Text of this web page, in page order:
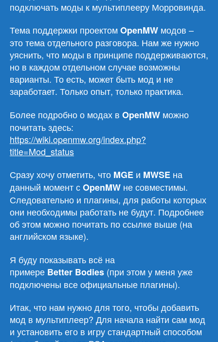
моды/
подключать моды к мультиплееру Морровинда.
Тема поддержки проектомOpenMW модов –
это тема отдельного разговора. Нам же нужно
уяснить, что моды в принципе поддерживаются,
но в каждом отдельном случае возможны
варианты. То есть, может быть мод и не
заработает. Только опыт, только практика.
Более подробно о модах в OpenMW можно
почитать здесь:
https://wiki.openmw.org/index.php?
title=Mod_status
Сразу хочу отметить, что MGE и MWSE на
данный момент сOpenMW не совместимы.
Следовательно и плагины, для работы которых
они необходимы работать не будут. Подробнее
об этом можно почитать по ссылке выше (на
английском языке).
Я буду показывать всё на
примере Better Bodies (при этом у меня уже
подключены все официальные плагины).
Итак, что нам нужно для того, чтобы добавить
мод в мультиплеер? Для начала найти сам мод
и установить его в игру стандартный способом